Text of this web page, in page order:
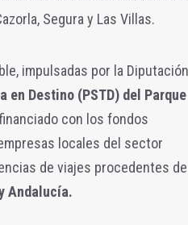
Segura y Las Villas.
impulsadas por la Diputación
Destino (PSTD) del Parque
con los fondos
locales del sector
de viajes procedentes de
Andalucía.